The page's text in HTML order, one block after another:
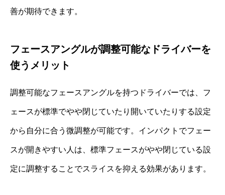
善が期待できます。
フェースアングルが調整可能なドライバーを
使うメリット
調整可能なフェースアングルを持つドライバーでは、フ
ェースが標準でやや閉じていたり開いていたりする設定
から自分に合う微調整が可能です。インパクトでフェー
スが開きやすい人は、標準フェースがやや閉じている設
定に調整することでスライスを抑える効果があります。